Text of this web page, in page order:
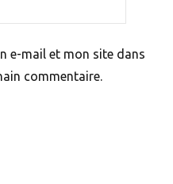
e-mail et mon site dans
commentaire.